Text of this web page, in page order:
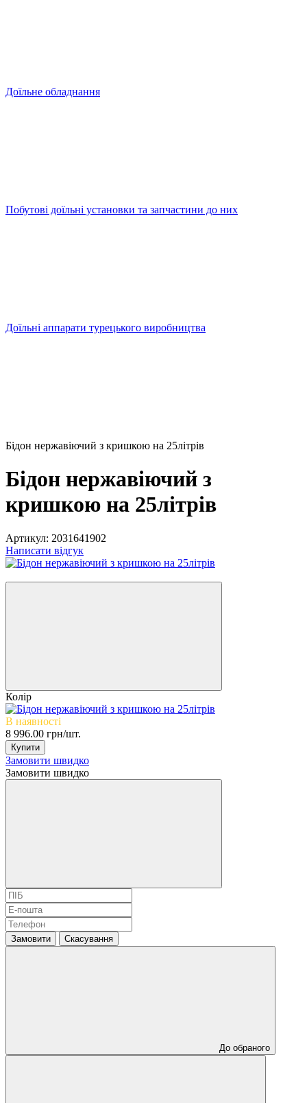
Доїльне обладнання
Побутові доїльні установки та запчастини до них
Доїльні аппарати турецького виробництва
Бідон нержавіючий з кришкою на 25літрів
Бідон нержавіючий з
кришкою на 25літрів
Артикул: 2031641902
Написати відгук
Колір
В наявності
8 996.00 грн/шт.
Купити
Замовити швидко
Замовити швидко
Замовити Скасування
До обраного